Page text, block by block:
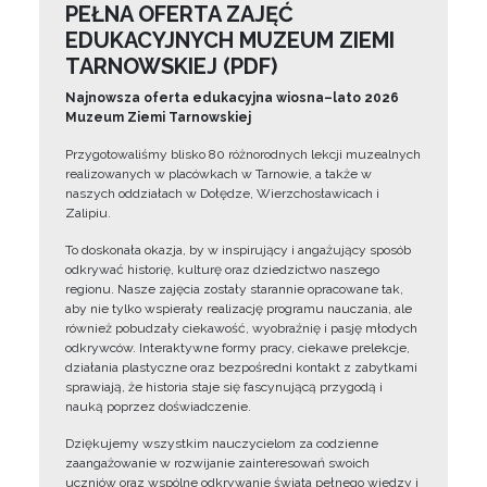
PEŁNA OFERTA ZAJĘĆ
EDUKACYJNYCH MUZEUM ZIEMI
TARNOWSKIEJ (PDF)
Najnowsza oferta edukacyjna wiosna–lato 2026
Muzeum Ziemi Tarnowskiej
Przygotowaliśmy blisko 80 różnorodnych lekcji muzealnych
realizowanych w placówkach w Tarnowie, a także w
naszych oddziałach w Dołędze, Wierzchosławicach i
Zalipiu.
To doskonała okazja, by w inspirujący i angażujący sposób
odkrywać historię, kulturę oraz dziedzictwo naszego
regionu. Nasze zajęcia zostały starannie opracowane tak,
aby nie tylko wspierały realizację programu nauczania, ale
również pobudzały ciekawość, wyobraźnię i pasję młodych
odkrywców. Interaktywne formy pracy, ciekawe prelekcje,
działania plastyczne oraz bezpośredni kontakt z zabytkami
sprawiają, że historia staje się fascynującą przygodą i
nauką poprzez doświadczenie.
Dziękujemy wszystkim nauczycielom za codzienne
zaangażowanie w rozwijanie zainteresowań swoich
uczniów oraz wspólne odkrywanie świata pełnego wiedzy i